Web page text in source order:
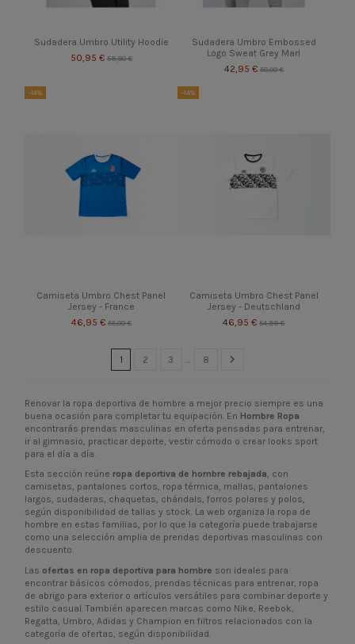
Sudadera Umbro Utility Hoodie
50,95 € 59,90 €
Sudadera Umbro Embossed
Logo Sweat Grey Marl
42,95 € 50,00 €
-14%
Camiseta Umbro Chest Panel
Jersey - France
46,95 € 55,00 €
-14%
Camiseta Umbro Chest Panel
Jersey - Deutschland
46,95 €54,99 €
1 2 3 … 8
Renovar la ropa deportiva de hombre a mejor precio siempre es una
buena ocasión para completar tu equipación. En Hombre Ropa
encontrarás prendas masculinas en oferta pensadas para entrenar,
ir al gimnasio, practicar deporte, vestir cómodo o crear looks sport
para el día a día.
Esta sección reúne ropa deportiva de hombre rebajada, con
camisetas, pantalones cortos, ropa térmica, mallas, pantalones
largos, sudaderas, chaquetas, chándals, forros polares y polos,
según disponibilidad de tallas y stock. La web organiza la ropa de
hombre en estas familias, por lo que la categoría puede trabajarse
como una selección amplia de prendas deportivas masculinas con
descuento.
Las ofertas en ropa deportiva para hombre son ideales para
encontrar básicos cómodos, prendas técnicas para entrenar, ropa
de abrigo para exterior o artículos versátiles para combinar deporte y
estilo casual. También aparecen marcas como Nike, Reebok,
Regatta, Umbro, Adidas y Champion en filtros relacionados con la
categoría de ofertas, según disponibilidad.